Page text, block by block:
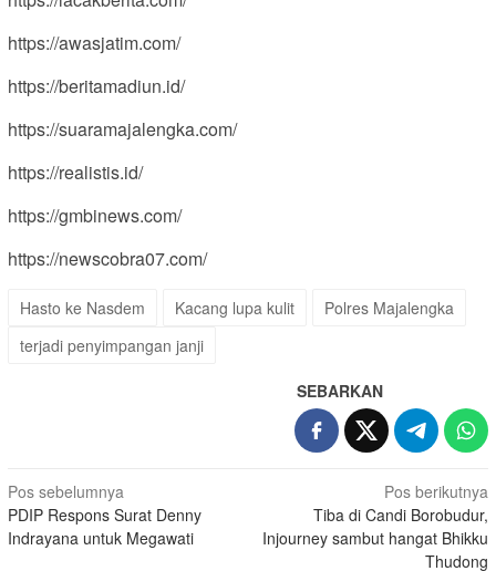
https://awasjatim.com/
https://beritamadiun.id/
https://suaramajalengka.com/
https://realistis.id/
https://gmbinews.com/
https://newscobra07.com/
Hasto ke Nasdem Kacang lupa kulit
Polres Majalengka
terjadi penyimpangan janji
SEBARKAN
Navigasi
pos
Pos sebelumnya
PDIP Respons Surat Denny
Indrayana untuk Megawati
Pos berikutnya
Tiba di Candi Borobudur,
Injourney sambut hangat Bhikku
Thudong